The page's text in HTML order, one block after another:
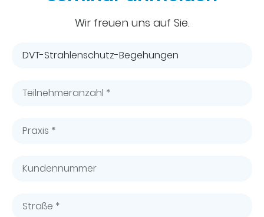
Wir freuen uns auf Sie.